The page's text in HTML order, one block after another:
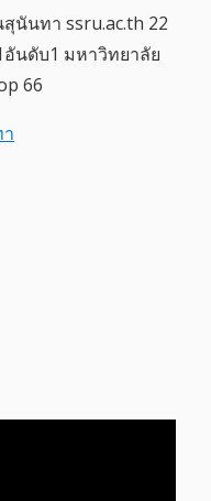
นันทา ssru.ac.th 22
อันดับ1 มหาวิทยาลัย
66